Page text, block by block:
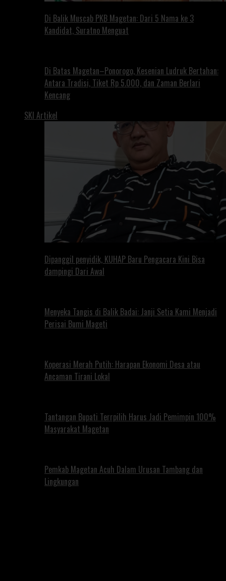
Di Balik Muscab PKB Magetan: Dari 5 Nama ke 3
Kandidat, Suratno Menguat
Di Batas Magetan–Ponorogo, Kesenian Ludruk Bertahan:
Antara Tradisi, Tiket Rp 5.000, dan Zaman Berlari
Kencang
SKI Artikel
Dipanggil penyidik, KUHAP Baru Pengacara Kini Bisa
dampingi Dari Awal
Menyeka Tangis di Balik Badai: Janji Setia Kami Menjadi
Perisai Bumi Mageti
Koperasi Merah Putih: Harapan Ekonomi Desa atau
Ancaman Tirani Lokal
Tantangan Bupati Terrpilih Harus Jadi Pemimpin 100%
Masyarakat Magetan
Pemkab Magetan Acuh Dalam Urusan Tambang dan
Lingkungan